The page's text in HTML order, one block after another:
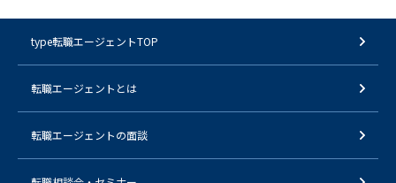
type転職エージェントTOP
転職エージェントとは
転職エージェントの面談